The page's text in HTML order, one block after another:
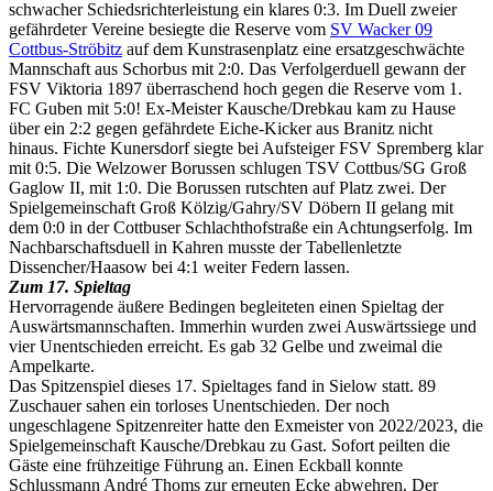
schwacher Schiedsrichterleistung ein klares 0:3. Im Duell zweier
gefährdeter Vereine besiegte die Reserve vom SV Wacker 09
Cottbus-Ströbitz auf dem Kunstrasenplatz eine ersatzgeschwächte
Mannschaft aus Schorbus mit 2:0. Das Verfolgerduell gewann der
FSV Viktoria 1897 überraschend hoch gegen die Reserve vom 1.
FC Guben mit 5:0! Ex-Meister Kausche/Drebkau kam zu Hause
über ein 2:2 gegen gefährdete Eiche-Kicker aus Branitz nicht
hinaus. Fichte Kunersdorf siegte bei Aufsteiger FSV Spremberg klar
mit 0:5. Die Welzower Borussen schlugen TSV Cottbus/SG Groß
Gaglow II, mit 1:0. Die Borussen rutschten auf Platz zwei. Der
Spielgemeinschaft Groß Kölzig/Gahry/SV Döbern II gelang mit
dem 0:0 in der Cottbuser Schlachthofstraße ein Achtungserfolg. Im
Nachbarschaftsduell in Kahren musste der Tabellenletzte
Dissencher/Haasow bei 4:1 weiter Federn lassen.
Zum 17. Spieltag
Hervorragende äußere Bedingen begleiteten einen Spieltag der
Auswärtsmannschaften. Immerhin wurden zwei Auswärtssiege und
vier Unentschieden erreicht. Es gab 32 Gelbe und zweimal die
Ampelkarte.
Das Spitzenspiel dieses 17. Spieltages fand in Sielow statt. 89
Zuschauer sahen ein torloses Unentschieden. Der noch
ungeschlagene Spitzenreiter hatte den Exmeister von 2022/2023, die
Spielgemeinschaft Kausche/Drebkau zu Gast. Sofort peilten die
Gäste eine frühzeitige Führung an. Einen Eckball konnte
Schlussmann André Thoms zur erneuten Ecke abwehren. Der